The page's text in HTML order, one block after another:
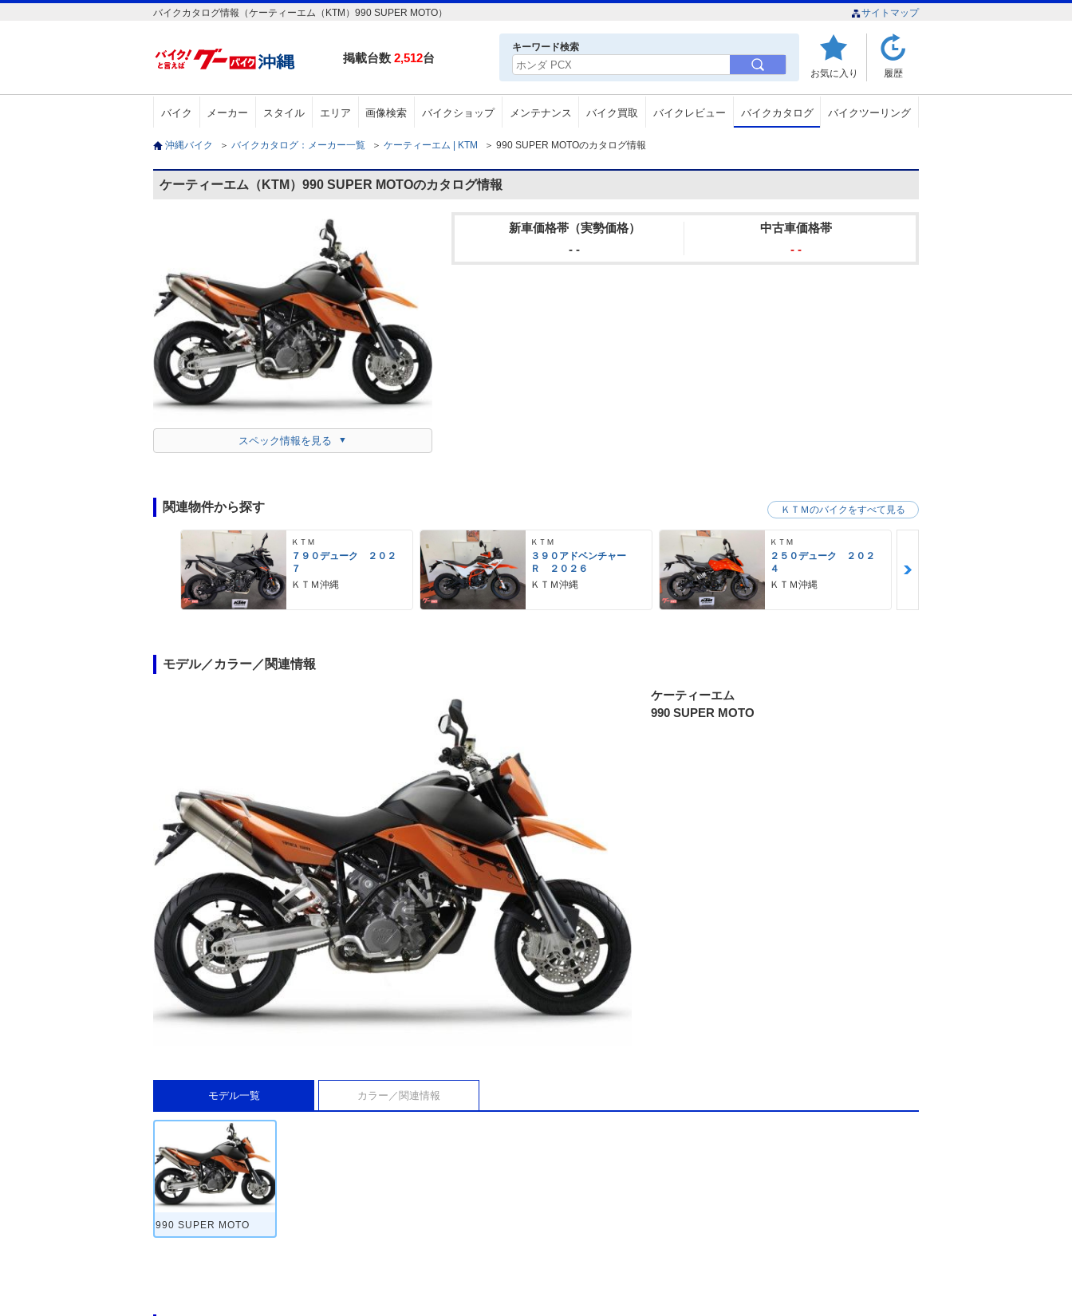
バイクカタログ情報（ケーティーエム（KTM）990 SUPER MOTO） サイトマップ
掲載台数 2,512台
キーワード検索
お気に入り 履歴
バイク メーカー スタイル エリア 画像検索 バイクショップ メンテナンス バイク買取 バイクレビュー バイクカタログ バイクツーリング
沖縄バイク ＞ バイクカタログ：メーカー一覧 ＞ ケーティーエム | KTM ＞ 990 SUPER MOTOのカタログ情報
ケーティーエム（KTM）990 SUPER MOTOのカタログ情報
スペック情報を見る
新車価格帯（実勢価格）
- -
中古車価格帯
- -
関連物件から探す
ＫＴＭ
７９０デューク ２０２
７
ＫＴＭ沖縄
ＫＴＭ
３９０アドベンチャー
Ｒ ２０２６
ＫＴＭ沖縄
ＫＴＭ
２５０デューク ２０２
４
ＫＴＭ沖縄
ＫＴＭのバイクをすべて見る
モデル／カラー／関連情報
ケーティーエム
990 SUPER MOTO
モデル一覧 カラー／関連情報
990 SUPER MOTO